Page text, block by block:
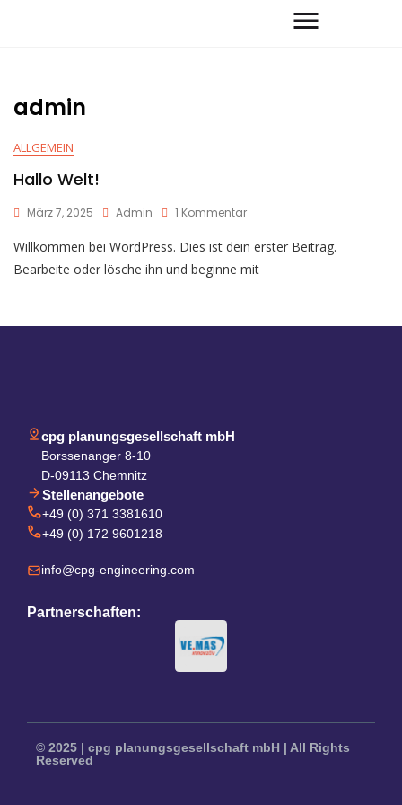
admin
ALLGEMEIN
Hallo Welt!
März 7, 2025 Admin 1 Kommentar
Willkommen bei WordPress. Dies ist dein erster Beitrag.
Bearbeite oder lösche ihn und beginne mit
cpg planungsgesellschaft mbH
Borssenanger 8-10
D-09113 Chemnitz
Stellenangebote
+49 (0) 371 3381610
+49 (0) 172 9601218
info@cpg-engineering.com
Partnerschaften:
© 2025 | cpg planungsgesellschaft mbH | All Rights
Reserved